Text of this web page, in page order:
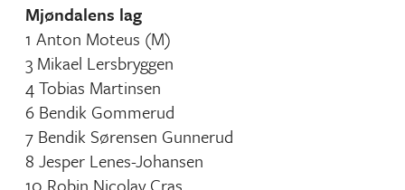
Mjøndalens lag
1 Anton Moteus (M)
3 Mikael Lersbryggen
4 Tobias Martinsen
6 Bendik Gommerud
7 Bendik Sørensen Gunnerud
8 Jesper Lenes-Johansen
10 Robin Nicolay Cras